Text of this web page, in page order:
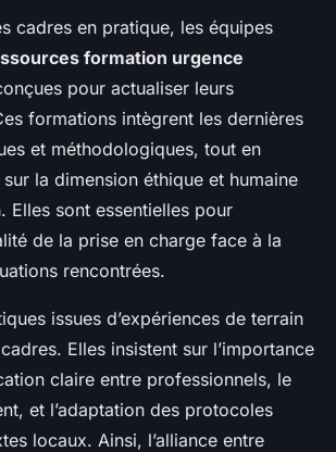
cadres en pratique, les équipes
formation urgence
pour actualiser leurs
formations intègrent les dernières
et méthodologiques, tout en
sur la dimension éthique et humaine
Elles sont essentielles pour
de la prise en charge face à la
rencontrées.
issues d’expériences de terrain
Elles insistent sur l’importance
claire entre professionnels, le
et l’adaptation des protocoles
locaux. Ainsi, l’alliance entre